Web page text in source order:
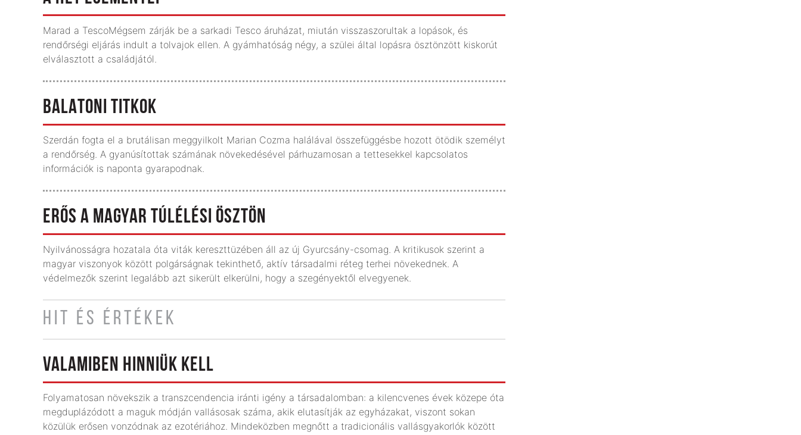
Marad a TescoMégsem zárják be a sarkadi Tesco áruházat, miután visszaszorultak a lopások, és
rendőrségi eljárás indult a tolvajok ellen. A gyámhatóság négy, a szülei által lopásra ösztönzött kiskorút
elválasztott a családjától.
BALATONI TITKOK
Szerdán fogta el a brutálisan meggyilkolt Marian Cozma halálával összefüggésbe hozott ötödik személyt
a rendőrség. A gyanúsítottak számának növekedésével párhuzamosan a tettesekkel kapcsolatos
információk is naponta gyarapodnak.
ERŐS A MAGYAR TÚLÉLÉSI ÖSZTÖN
Nyilvánosságra hozatala óta viták kereszttüzében áll az új Gyurcsány-csomag. A kritikusok szerint a
magyar viszonyok között polgárságnak tekinthető, aktív társadalmi réteg terhei növekednek. A
védelmezők szerint legalább azt sikerült elkerülni, hogy a szegényektől elvegyenek.
HIT ÉS ÉRTÉKEK
VALAMIBEN HINNIÜK KELL
Folyamatosan növekszik a transzcendencia iránti igény a társadalomban: a kilencvenes évek közepe óta
megduplázódott a maguk módján vallásosak száma, akik elutasítják az egyházakat, viszont sokan
közülük erősen vonzódnak az ezotériához. Mindeközben megnőtt a tradicionális vallásgyakorlók között